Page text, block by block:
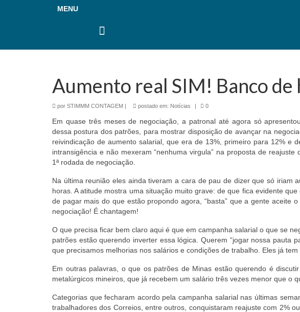
MENU
Aumento real SIM! Banco de
por STIMMM CONTAGEM | postado em: Notícias | 0
Em quase três meses de negociação, a patronal até agora só
dessa postura dos patrões, para mostrar disposição de avançar na
reivindicação de aumento salarial, que era de 13%, primeiro para 12% e
intransigência e não mexeram “nenhuma virgula” na proposta de
1ª rodada de negociação.
Na última reunião eles ainda tiveram a cara de pau de dizer que só iriam
horas. A atitude mostra uma situação muito grave: de que fica evidente
de pagar mais do que estão propondo agora, “basta” que a gente aceite
negociação! É chantagem!
O que precisa ficar bem claro aqui é que em campanha salarial o que se
patrões estão querendo inverter essa lógica. Querem “jogar nossa pauta
que precisamos melhorias nos salários e condições de trabalho. Eles já
Em outras palavras, o que os patrões de Minas estão querendo é
metalúrgicos mineiros, que já recebem um salário três vezes menor que o
Categorias que fecharam acordo pela campanha salarial nas últimas
trabalhadores dos Correios, entre outros, conquistaram reajuste com 2%